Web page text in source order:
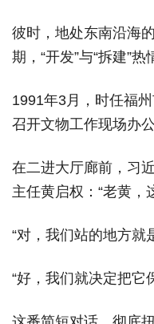
彼时，地处东南沿海
期，“开发”与“拆建”热
1991年3月，时任福
召开文物工作现场办公
在二进大厅廊前，习
主任黄启权：“老黄，
“对，我们站的地方就
“好，我们就决定把它